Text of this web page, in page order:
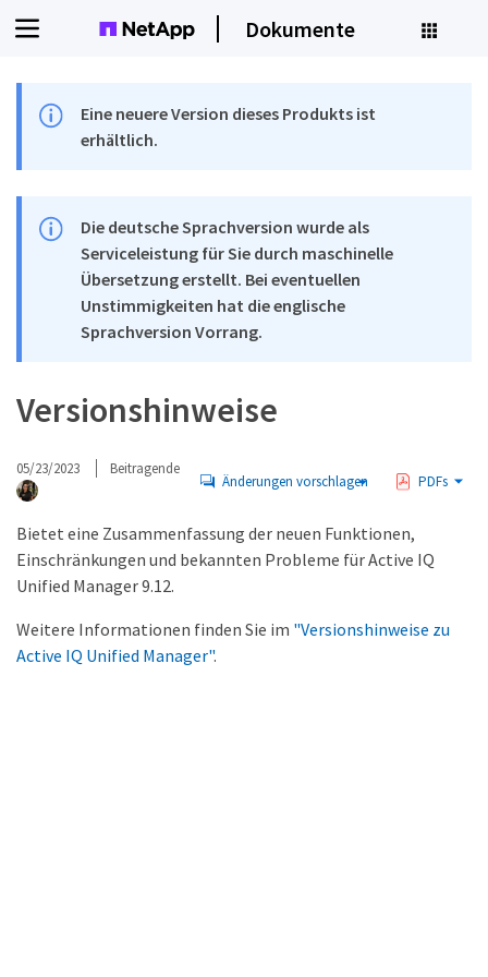
Dokumente
Eine neuere Version dieses Produkts ist
erhältlich.
Die deutsche Sprachversion wurde als
Serviceleistung für Sie durch maschinelle
Übersetzung erstellt. Bei eventuellen
Unstimmigkeiten hat die englische
Sprachversion Vorrang.
Versionshinweise
05/23/2023 Beitragende
Änderungen vorschlagen PDFs
Bietet eine Zusammenfassung der neuen Funktionen,
Einschränkungen und bekannten Probleme für Active IQ
Unified Manager 9.12.
Weitere Informationen finden Sie im "Versionshinweise zu
Active IQ Unified Manager".